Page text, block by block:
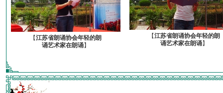
【江苏省朗诵协会年轻的朗
诵艺术家在朗诵】
【江苏省朗诵协会年轻的朗
诵艺术家在朗诵】